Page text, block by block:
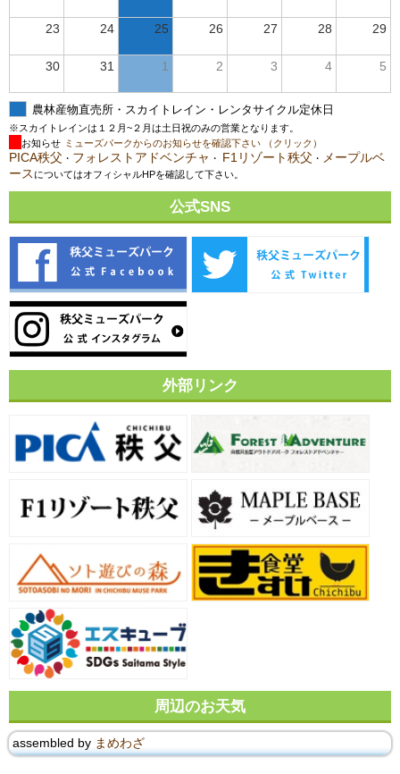
23 24 25 26 27 28 29
30 31 1 2 3 4 5
農林産物直売所・スカイトレイン・レンタサイクル定休日
※スカイトレインは１２月~２月は土日祝のみの営業となります。
お知らせ ミューズパークからのお知らせを確認下さい （クリック）
PICA秩父 ・ フォレストアドベンチャ ・ F1リゾート秩父 ・ メープルベ
ース についてはオフィシャルHPを確認して下さい。
公式SNS
外部リンク
周辺のお天気
assembled by まめわざ